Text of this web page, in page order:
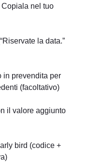
nel tuo
la data.”
in prevendita per
(facoltativo)
il valore aggiunto
bird (codice +